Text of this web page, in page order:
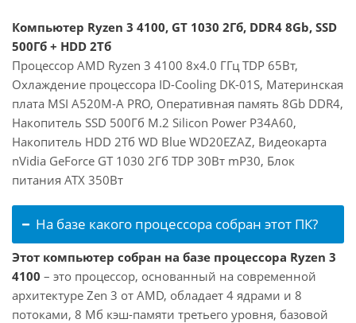
Компьютер Ryzen 3 4100, GT 1030 2Гб, DDR4 8Gb, SSD
500Гб + HDD 2Тб
Процессор AMD Ryzen 3 4100 8x4.0 ГГц TDP 65Вт,
Охлаждение процессора ID-Cooling DK-01S, Материнская
плата MSI A520M-A PRO, Оперативная память 8Gb DDR4,
Накопитель SSD 500Гб M.2 Silicon Power P34A60,
Накопитель HDD 2Тб WD Blue WD20EZAZ, Видеокарта
nVidia GeForce GT 1030 2Гб TDP 30Вт mP30, Блок
питания ATX 350Вт
На базе какого процессора собран этот ПК?
Этот компьютер собран на базе процессора Ryzen 3
4100 – это процессор, основанный на современной
архитектуре Zen 3 от AMD, обладает 4 ядрами и 8
потоками, 8 Мб кэш-памяти третьего уровня, базовой